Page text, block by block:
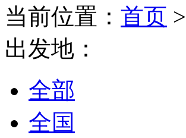
当前位置： 首页 >
出发地：
全部
全国